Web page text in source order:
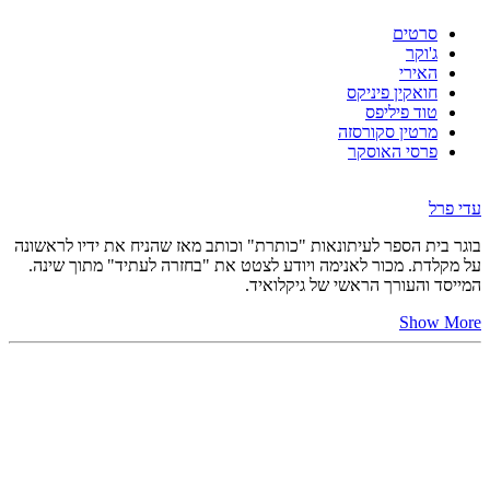
סרטים
ג'וקר
האירי
חואקין פיניקס
טוד פיליפס
מרטין סקורסזה
פרסי האוסקר
עדי פרל
בוגר בית הספר לעיתונאות "כותרת" וכותב מאז שהניח את ידיו לראשונה
על מקלדת. מכור לאנימה ויודע לצטט את "בחזרה לעתיד" מתוך שינה.
המייסד והעורך הראשי של גיקלואיד.
Show More